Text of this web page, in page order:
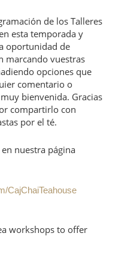
de los Talleres
esta temporada y
oportunidad de
marcando vuestras
opciones que
comentario o
bienvenida. Gracias
compartirlo con
por el té.
nuestra página
CajChaiTeahouse
workshops to offer